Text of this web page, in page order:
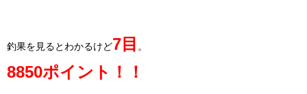
釣果を見るとわかるけど7目 。
8850ポイント！！